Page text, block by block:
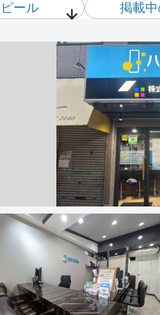
ール 掲載